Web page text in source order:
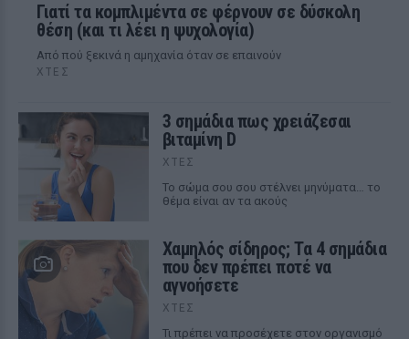
Γιατί τα κομπλιμέντα σε φέρνουν σε δύσκολη
θέση (και τι λέει η ψυχολογία)
Από πού ξεκινά η αμηχανία όταν σε επαινούν
ΧΤΕΣ
3 σημάδια πως χρειάζεσαι
βιταμίνη D
ΧΤΕΣ
Το σώμα σου σου στέλνει μηνύματα… το
θέμα είναι αν τα ακούς
Χαμηλός σίδηρος; Τα 4 σημάδια
που δεν πρέπει ποτέ να
αγνοήσετε
ΧΤΕΣ
Τι πρέπει να προσέχετε στον οργανισμό